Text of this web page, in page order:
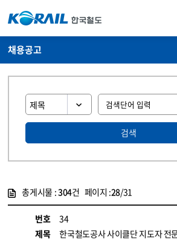
채용공고
검색
총게시물 :304건 페이지 :28/31
번호
34
제목
한국철도공사 사이클단 지도자 전